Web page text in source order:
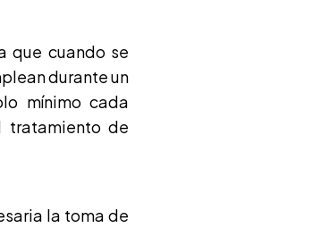
que cuando se
durante un
mínimo cada
tratamiento de
la toma de